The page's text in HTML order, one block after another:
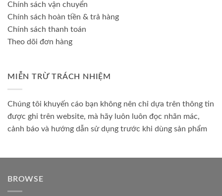
Chính sách vận chuyển
Chính sách hoàn tiền & trả hàng
Chính sách thanh toán
Theo dõi đơn hàng
MIỄN TRỪ TRÁCH NHIỆM
Chúng tôi khuyến cáo bạn không nên chỉ dựa trên thông tin
được ghi trên website, mà hãy luôn luôn đọc nhãn mác,
cảnh báo và hướng dẫn sử dụng trước khi dùng sản phẩm
BROWSE